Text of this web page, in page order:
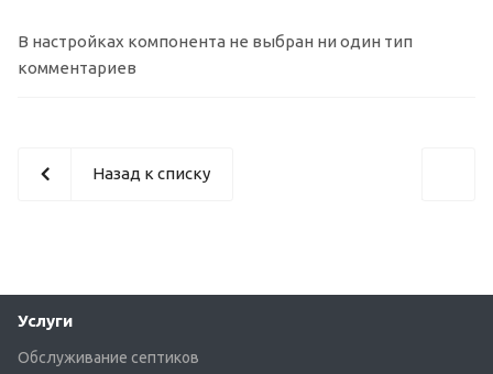
В настройках компонента не выбран ни один тип
комментариев
Назад к списку
Услуги
Обслуживание септиков